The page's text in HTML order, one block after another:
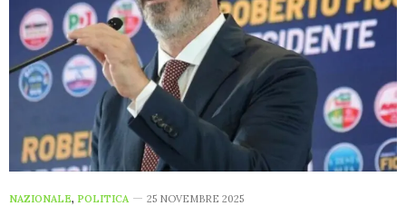
NAZIONALE, POLITICA 25 NOVEMBRE 2025